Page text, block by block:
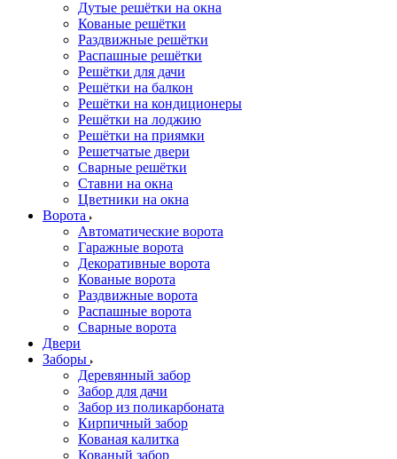
Дутые решётки на окна
Кованые решётки
Раздвижные решётки
Распашные решётки
Решётки для дачи
Решётки на балкон
Решётки на кондиционеры
Решётки на лоджию
Решётки на приямки
Решетчатые двери
Сварные решётки
Ставни на окна
Цветники на окна
Ворота
Автоматические ворота
Гаражные ворота
Декоративные ворота
Кованые ворота
Раздвижные ворота
Распашные ворота
Сварные ворота
Двери
Заборы
Деревянный забор
Забор для дачи
Забор из поликарбоната
Кирпичный забор
Кованая калитка
Кованый забор